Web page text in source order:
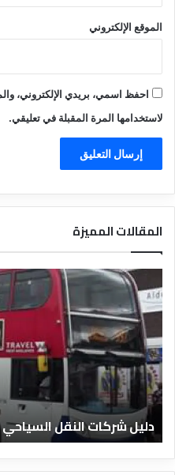
الموقع الإلكتروني
احفظ اسمي، بريدي الإلكتروني،
لاستخدامها المرة المقبلة في تعليقي.
المقالات المميزة
د
ي
ا
ل
ف
ن
د
ق
ا
دليل